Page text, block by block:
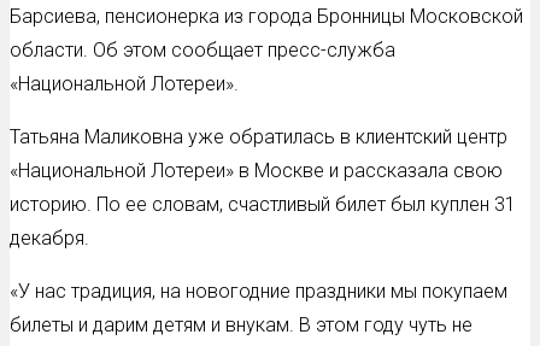
Барсиева, пенсионерка из города Бронницы Московской
области. Об этом сообщает пресс-служба
«Национальной Лотереи».
Татьяна Маликовна уже обратилась в клиентский центр
«Национальной Лотереи» в Москве и рассказала свою
историю. По ее словам, счастливый билет был куплен 31
декабря.
«У нас традиция, на новогодние праздники мы покупаем
билеты и дарим детям и внукам. В этом году чуть не